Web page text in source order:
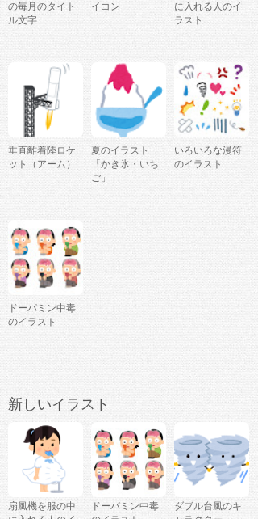
の毎月のタイト
ル文字
イコン
に入れる人のイ
ラスト
垂直離着陸ロケ
ット（アーム）
夏のイラスト
「かき氷・いち
ご」
いろいろな漫符
のイラスト
ドーパミン中毒
のイラスト
新しいイラスト
扇風機を服の中
ドーパミン中毒
ダブル台風のキ